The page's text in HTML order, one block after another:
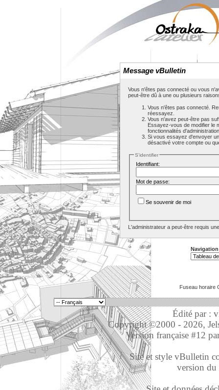
Message vBulletin
Vous n'êtes pas connecté ou vous
peut-être dû à une ou plusieurs
Vous n'êtes pas connecté.
réessayez.
Vous n'avez peut-être pas
Essayez-vous de modifier le
fonctionnalités
Si vous essayez d'envoyer
désactivé votre compte ou
S'identifier
Identifiant:
Mot de passe:
Se souvenir de moi
L'administrateur a peut-être requis
Fuseau horaire
Édité par :
Copyright ©2000 - 2026,
Version française #12
Site et style vBulletin
version